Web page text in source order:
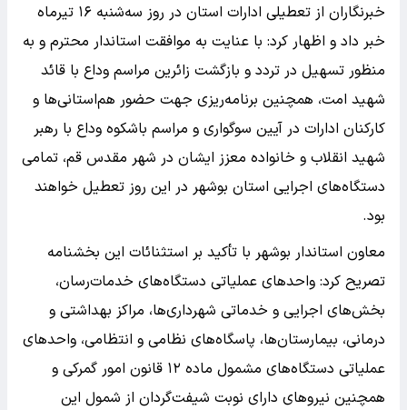
خبرنگاران از تعطیلی ادارات استان در روز سه‌شنبه ۱۶ تیرماه
خبر داد و اظهار کرد: با عنایت به موافقت استاندار محترم و به
منظور تسهیل در تردد و بازگشت زائرین مراسم وداع با قائد
شهید امت، همچنین برنامه‌ریزی جهت حضور هم‌استانی‌ها و
کارکنان ادارات در آیین سوگواری و مراسم باشکوه وداع با رهبر
شهید انقلاب و خانواده معزز ایشان در شهر مقدس قم، تمامی
دستگاه‌های اجرایی استان بوشهر در این روز تعطیل خواهند
بود.
معاون استاندار بوشهر با تأکید بر استثنائات این بخشنامه
تصریح کرد: واحد‌های عملیاتی دستگاه‌های خدمات‌رسان،
بخش‌های اجرایی و خدماتی شهرداری‌ها، مراکز بهداشتی و
درمانی، بیمارستان‌ها، پاسگاه‌های نظامی و انتظامی، واحد‌های
عملیاتی دستگاه‌های مشمول ماده ۱۲ قانون امور گمرکی و
همچنین نیرو‌های دارای نوبت شیفت‌گردان از شمول این